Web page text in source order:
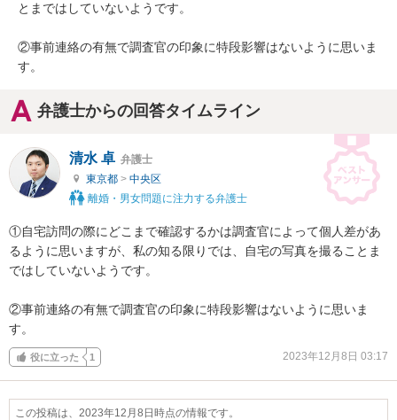
とまではしていないようです。
②事前連絡の有無で調査官の印象に特段影響はないように思いま
す。
弁護士からの回答タイムライン
清水 卓 弁護士
東京都 > 中央区
離婚・男女問題に注力する弁護士
①自宅訪問の際にどこまで確認するかは調査官によって個人差があ
るように思いますが、私の知る限りでは、自宅の写真を撮ることま
ではしていないようです。
②事前連絡の有無で調査官の印象に特段影響はないように思いま
す。
役に立った 1 2023年12月8日 03:17
この投稿は、2023年12月8日時点の情報です。